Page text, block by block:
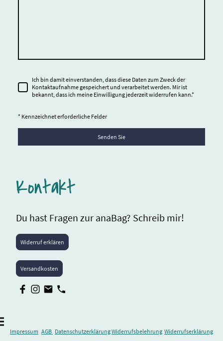
Ich bin damit einverstanden, dass diese Daten zum Zweck der
Kontaktaufnahme gespeichert und verarbeitet werden. Mir ist
bekannt, dass ich meine Einwilligung jederzeit widerrufen kann.*
* Kennzeichnet erforderliche Felder
Senden Sie
Kontakt
Du hast Fragen zur anaBag? Schreib mir!
Widerruf erklären
Versandkosten
Impressum AGB DatenschutzerklärungWiderrufsbelehrung Widerrufserklärung